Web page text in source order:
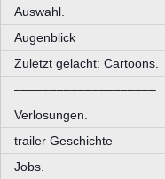
Auswahl.
Augenblick
Zuletzt gelacht: Cartoons.
––––––––––––––––––––
Verlosungen.
trailer Geschichte
Jobs.